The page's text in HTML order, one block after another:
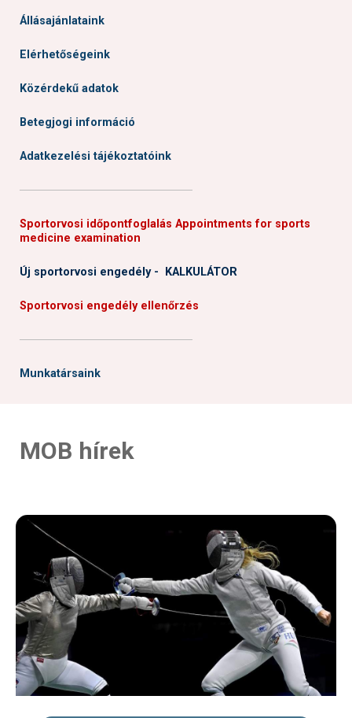
Állásajánlataink
Elérhetőségeink
Közérdekű adatok
Betegjogi információ
Adatkezelési tájékoztatóink
──────────────────────
Sportorvosi időpontfoglalás Appointments for sports
medicine examination
Új sportorvosi engedély - KALKULÁTOR
Sportorvosi engedély ellenőrzés
──────────────────────
Munkatársaink
MOB hírek